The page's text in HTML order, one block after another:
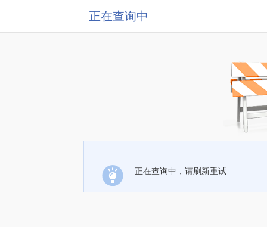
正在查询中
正在查询中，请刷新重试